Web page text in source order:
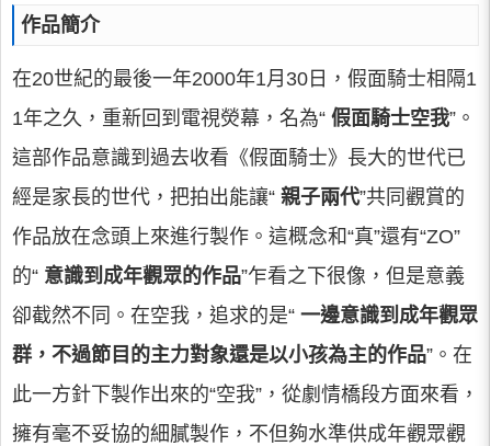
作品簡介
在20世紀的最後一年2000年1月30日，假面騎士相隔1
1年之久，重新回到電視熒幕，名為“ 假面騎士空我”。
這部作品意識到過去收看《假面騎士》長大的世代已
經是家長的世代，把拍出能讓“ 親子兩代”共同觀賞的
作品放在念頭上來進行製作。這概念和“真”還有“ZO”
的“ 意識到成年觀眾的作品”乍看之下很像，但是意義
卻截然不同。在空我，追求的是“ 一邊意識到成年觀眾
群，不過節目的主力對象還是以小孩為主的作品”。在
此一方針下製作出來的“空我”，從劇情橋段方面來看，
擁有毫不妥協的細膩製作，不但夠水準供成年觀眾觀